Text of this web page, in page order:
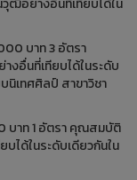
อย่างอื่นที่เทียบได้ใน
บาท 3 อัตรา
อื่นที่เทียบได้ในระดับ
นิเทศศิลป์ สาขาวิชา
บาท 1 อัตรา คุณสมบัติ
ได้ในระดับเดียวกันใน